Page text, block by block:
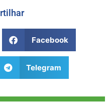
Facebook
Telegram